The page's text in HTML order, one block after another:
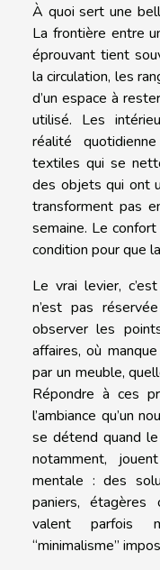
À quoi sert une
La frontière entre
éprouvant tient
la circulation, les
d’un espace à
utilisé. Les
réalité
textiles qui se
des objets qui ont
transforment pas
semaine. Le confort
condition pour que
Le vrai levier,
n’est pas
observer les
affaires, où
par un meuble,
Répondre à ces
l’ambiance qu’un
se détend quand
notamment,
mentale : des
paniers, étagères
valent parfois
“minimalisme”